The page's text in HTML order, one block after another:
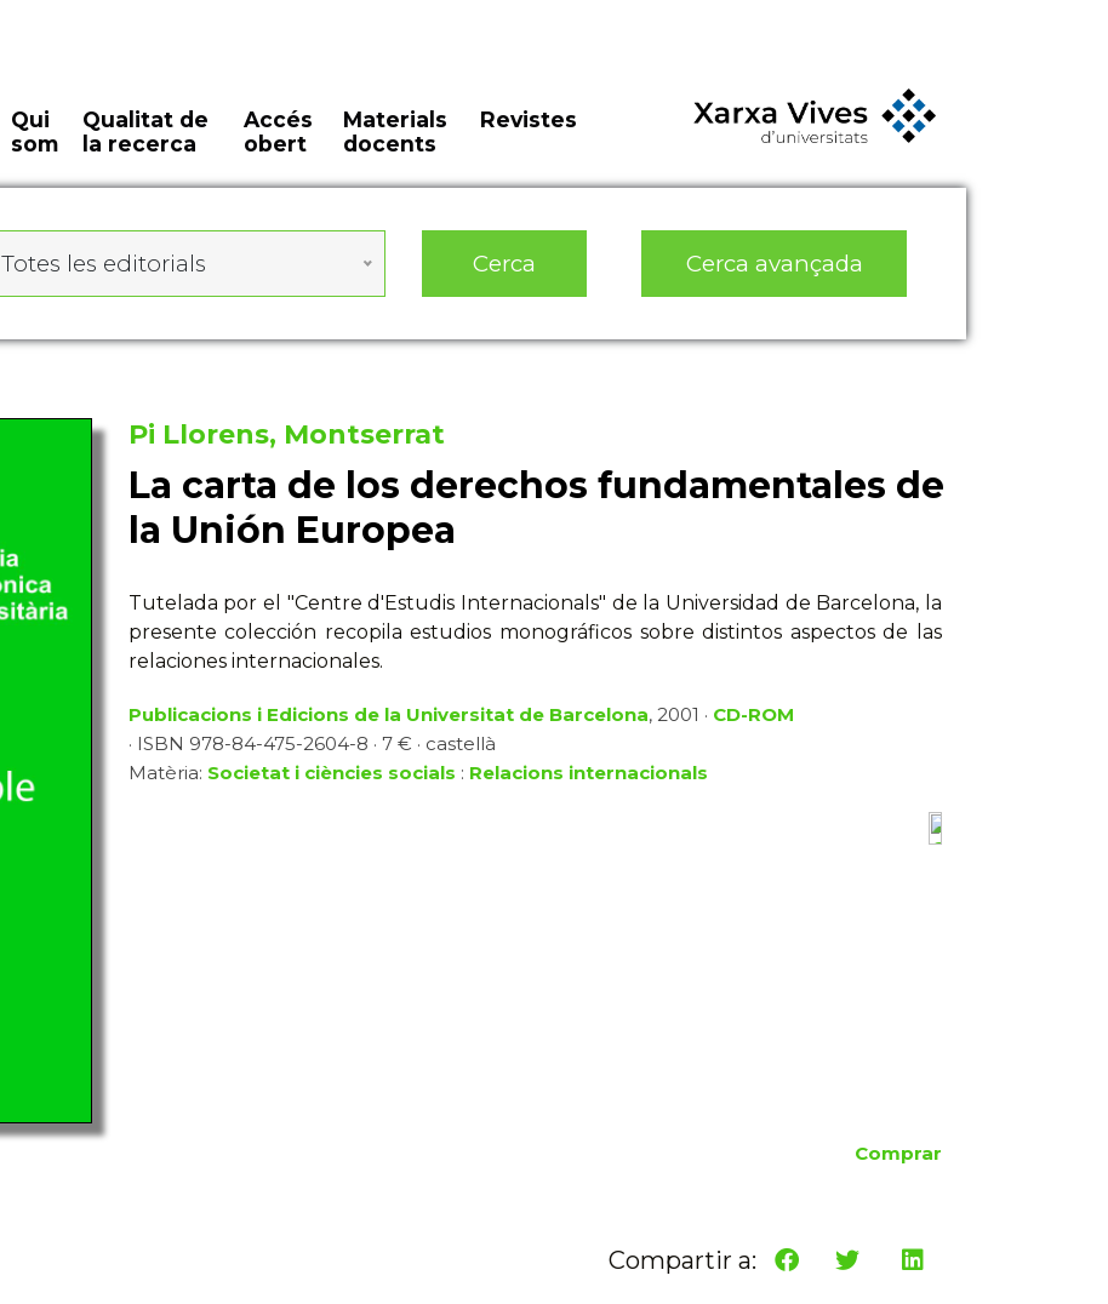
Qui
som
Qualitat de
la recerca
Accés
obert
Materials
docents
Revistes
Totes les editorials Cerca Cerca avançada
Pi Llorens, Montserrat
La carta de los derechos fundamentales de
la Unión Europea
Tutelada por el "Centre d'Estudis Internacionals" de la Universidad de Barcelona, la
presente colección recopila estudios monográficos sobre distintos aspectos de las
relaciones internacionales.
Publicacions i Edicions de la Universitat de Barcelona, 2001 · CD-ROM
· ISBN 978-84-475-2604-8 · 7 € · castellà
Matèria: Societat i ciències socials : Relacions internacionals
Comprar
Compartir a: